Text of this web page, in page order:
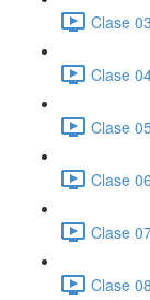
Clase
Clase
Clase
Clase
Clase
Clase